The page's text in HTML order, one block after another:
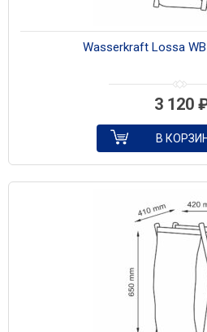
Wasserkraft Lossa
3 120
В